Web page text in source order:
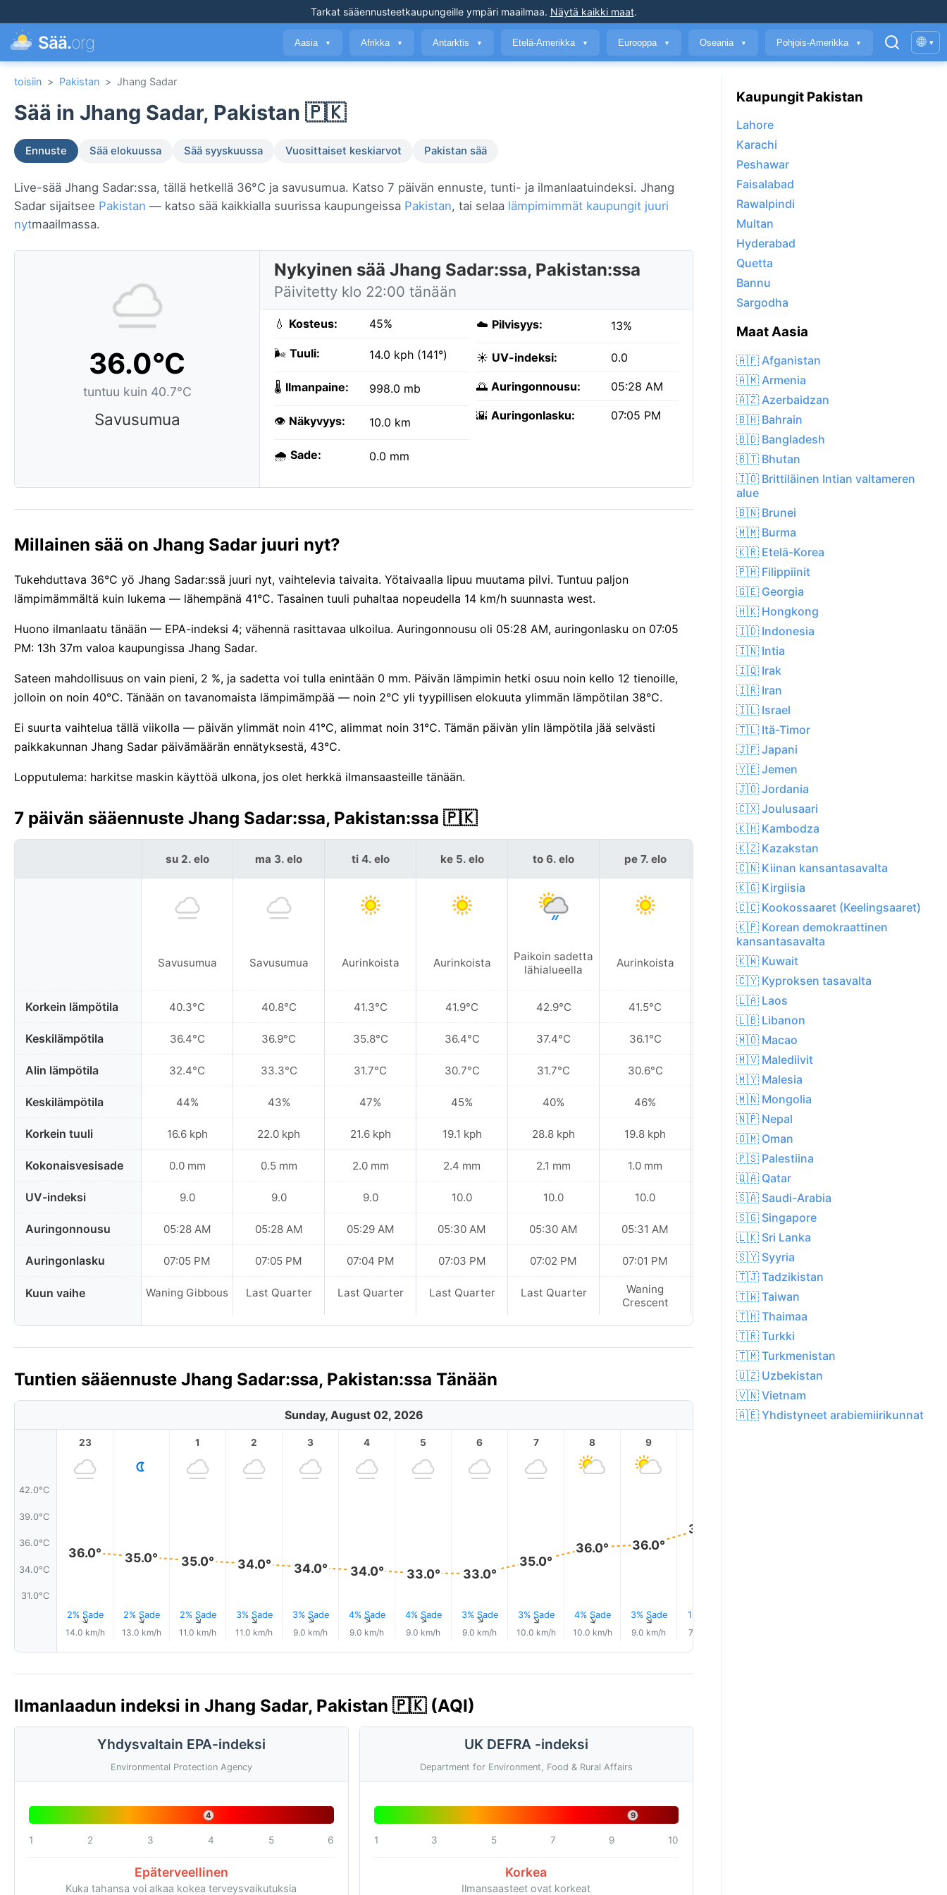
Tarkat sääennusteetkaupungeille ympäri maailmaa. Näytä kaikki maat.
Sää.org Aasia ▼ Afrikka ▼ Antarktis ▼ Etelä-Amerikka ▼ Eurooppa ▼ Oseania ▼ Pohjois-Amerikka ▼ 🌐 ▾
toisiin > Pakistan > Jhang Sadar
Sää in Jhang Sadar, Pakistan 🇵🇰
Ennuste Sää elokuussa Sää syyskuussa Vuosittaiset keskiarvot Pakistan sää
Live-sää Jhang Sadar:ssa, tällä hetkellä 36°C ja savusumua. Katso 7 päivän ennuste, tunti- ja ilmanlaatuindeksi. Jhang
Sadar sijaitsee Pakistan — katso sää kaikkialla suurissa kaupungeissa Pakistan, tai selaa lämpimimmät kaupungit juuri
nytmaailmassa.
36.0°C
tuntuu kuin 40.7°C
Savusumua
Nykyinen sää Jhang Sadar:ssa, Pakistan:ssa
Päivitetty klo 22:00 tänään
💧 Kosteus: 45%
🌬️ Tuuli: 14.0 kph (141°)
🌡️ Ilmanpaine: 998.0 mb
👁️ Näkyvyys: 10.0 km
🌧️ Sade: 0.0 mm
☁️ Pilvisyys: 13%
☀️ UV-indeksi: 0.0
🌅 Auringonnousu: 05:28 AM
🌇 Auringonlasku: 07:05 PM
Millainen sää on Jhang Sadar juuri nyt?
Tukehduttava 36°C yö Jhang Sadar:ssä juuri nyt, vaihtelevia taivaita. Yötaivaalla lipuu muutama pilvi. Tuntuu paljon
lämpimämmältä kuin lukema — lähempänä 41°C. Tasainen tuuli puhaltaa nopeudella 14 km/h suunnasta west.
Huono ilmanlaatu tänään — EPA-indeksi 4; vähennä rasittavaa ulkoilua. Auringonnousu oli 05:28 AM, auringonlasku on 07:05
PM: 13h 37m valoa kaupungissa Jhang Sadar.
Sateen mahdollisuus on vain pieni, 2 %, ja sadetta voi tulla enintään 0 mm. Päivän lämpimin hetki osuu noin kello 12 tienoille,
jolloin on noin 40°C. Tänään on tavanomaista lämpimämpää — noin 2°C yli tyypillisen elokuuta ylimmän lämpötilan 38°C.
Ei suurta vaihtelua tällä viikolla — päivän ylimmät noin 41°C, alimmat noin 31°C. Tämän päivän ylin lämpötila jää selvästi
paikkakunnan Jhang Sadar päivämäärän ennätyksestä, 43°C.
Lopputulema: harkitse maskin käyttöä ulkona, jos olet herkkä ilmansaasteille tänään.
7 päivän sääennuste Jhang Sadar:ssa, Pakistan:ssa 🇵🇰
Korkein lämpötila
Keskilämpötila
Alin lämpötila
Keskilämpötila
Korkein tuuli
Kokonaisvesisade
UV-indeksi
Auringonnousu
Auringonlasku
Kuun vaihe
su 2. elo
Savusumua
40.3°C
36.4°C
32.4°C
44%
16.6 kph
0.0 mm
9.0
05:28 AM
07:05 PM
Waning Gibbous
ma 3. elo
Savusumua
40.8°C
36.9°C
33.3°C
43%
22.0 kph
0.5 mm
9.0
05:28 AM
07:05 PM
Last Quarter
ti 4. elo
Aurinkoista
41.3°C
35.8°C
31.7°C
47%
21.6 kph
2.0 mm
9.0
05:29 AM
07:04 PM
Last Quarter
ke 5. elo
Aurinkoista
41.9°C
36.4°C
30.7°C
45%
19.1 kph
2.4 mm
10.0
05:30 AM
07:03 PM
Last Quarter
to 6. elo
Paikoin sadetta
lähialueella
42.9°C
37.4°C
31.7°C
40%
28.8 kph
2.1 mm
10.0
05:30 AM
07:02 PM
Last Quarter
pe 7. elo
Aurinkoista
41.5°C
36.1°C
30.6°C
46%
19.8 kph
1.0 mm
10.0
05:31 AM
07:01 PM
Waning
Crescent
Aurinkoista
40.4°C
36.5°C
44%
26.3 kph
0.9 mm
10.0
05:32 AM
07:00 PM
Waning
Crescent
Tuntien sääennuste Jhang Sadar:ssa, Pakistan:ssa Tänään
Sunday, August 02, 2026
42.0°C
39.0°C
36.0°C
34.0°C
31.0°C
23
36.0°
2% Sade
↑
14.0 km/h
35.0°
2% Sade
↑
13.0 km/h
1
35.0°
2% Sade
↑
11.0 km/h
2
34.0°
3% Sade
↑
11.0 km/h
3
34.0°
3% Sade
↑
9.0 km/h
4
34.0°
4% Sade
↑
9.0 km/h
5
33.0°
4% Sade
↑
9.0 km/h
6
33.0°
3% Sade
↑
9.0 km/h
7
35.0°
3% Sade
↑
10.0 km/h
8
36.0°
4% Sade
↑
10.0 km/h
9
36.0°
3% Sade
↑
9.0 km/h
38.0°
1% Sade
7.0 km/h
Ilmanlaadun indeksi in Jhang Sadar, Pakistan 🇵🇰 (AQI)
Yhdysvaltain EPA-indeksi
Environmental Protection Agency
4
1 2 3 4 5 6
Epäterveellinen
Kuka tahansa voi alkaa kokea terveysvaikutuksia
UK DEFRA -indeksi
Department for Environment, Food & Rural Affairs
9
1 3 5 7 9 10
Korkea
Ilmansaasteet ovat korkeat
Kaupungit Pakistan
Lahore
Karachi
Peshawar
Faisalabad
Rawalpindi
Multan
Hyderabad
Quetta
Bannu
Sargodha
Maat Aasia
🇦🇫 Afganistan
🇦🇲 Armenia
🇦🇿 Azerbaidzan
🇧🇭 Bahrain
🇧🇩 Bangladesh
🇧🇹 Bhutan
🇮🇴 Brittiläinen Intian valtameren
alue
🇧🇳 Brunei
🇲🇲 Burma
🇰🇷 Etelä-Korea
🇵🇭 Filippiinit
🇬🇪 Georgia
🇭🇰 Hongkong
🇮🇩 Indonesia
🇮🇳 Intia
🇮🇶 Irak
🇮🇷 Iran
🇮🇱 Israel
🇹🇱 Itä-Timor
🇯🇵 Japani
🇾🇪 Jemen
🇯🇴 Jordania
🇨🇽 Joulusaari
🇰🇭 Kambodza
🇰🇿 Kazakstan
🇨🇳 Kiinan kansantasavalta
🇰🇬 Kirgiisia
🇨🇨 Kookossaaret (Keelingsaaret)
🇰🇵 Korean demokraattinen
kansantasavalta
🇰🇼 Kuwait
🇨🇾 Kyproksen tasavalta
🇱🇦 Laos
🇱🇧 Libanon
🇲🇴 Macao
🇲🇻 Malediivit
🇲🇾 Malesia
🇲🇳 Mongolia
🇳🇵 Nepal
🇴🇲 Oman
🇵🇸 Palestiina
🇶🇦 Qatar
🇸🇦 Saudi-Arabia
🇸🇬 Singapore
🇱🇰 Sri Lanka
🇸🇾 Syyria
🇹🇯 Tadzikistan
🇹🇼 Taiwan
🇹🇭 Thaimaa
🇹🇷 Turkki
🇹🇲 Turkmenistan
🇺🇿 Uzbekistan
🇻🇳 Vietnam
🇦🇪 Yhdistyneet arabiemiirikunnat